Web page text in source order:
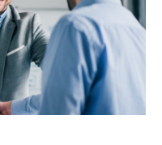
Empresa Privada
Servicios